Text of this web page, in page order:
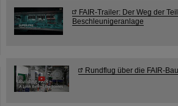
FAIR-Trailer: Der Weg der
Beschleunigeranlage
Rundflug über die FAIR-